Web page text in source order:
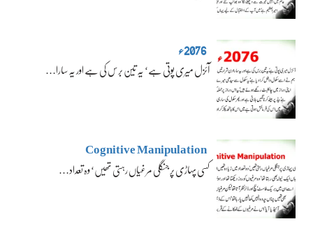
2076ء
آئزل میری پوتی ہے‘ یہ تین برس کی ہے اور یہ سارا…
Cognitive Manipulation
کسی پہاڑی پر جنگلی مرغیاں رہتی تھیں‘ وہ تعداد…